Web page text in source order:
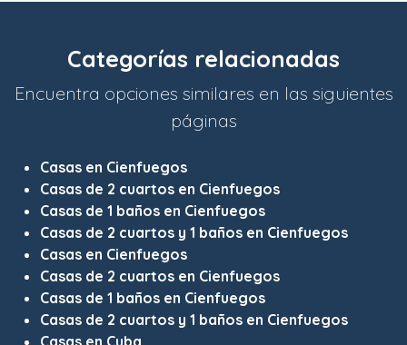
Categorías relacionadas
Encuentra opciones similares en las siguientes
páginas
Casas en Cienfuegos
Casas de 2 cuartos en Cienfuegos
Casas de 1 baños en Cienfuegos
Casas de 2 cuartos y 1 baños en Cienfuegos
Casas en Cienfuegos
Casas de 2 cuartos en Cienfuegos
Casas de 1 baños en Cienfuegos
Casas de 2 cuartos y 1 baños en Cienfuegos
Casas en Cuba